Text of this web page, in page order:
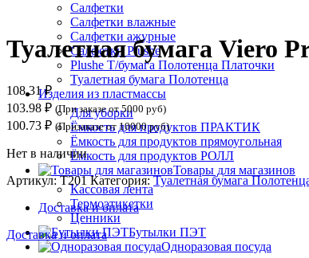
Салфетки
Салфетки влажные
Салфетки ажурные
Салфетки Plushe
Plushe Т/бумага Полотенца Платочки
Туалетная бумага Полотенца
Изделия из пластмассы
Для уборки
Ёмкость для продуктов ПРАКТИК
Ёмкость для продуктов прямоугольная
Ёмкость для продуктов РОЛЛ
Товары для магазинов
Кассовая лента
Термоэтикетки
Ценники
Бутылки ПЭТ
Одноразовая посуда
Нажмите, чтобы увеличить
Туалетная бумага Viero
108.31₽
103.98 ₽ (При заказе от 5000 руб)
100.73 ₽ (Призаказе от 10000 руб)
Нет в наличии
Артикул:Т201 Категория:Туалетная бумага
Доставка и оплата
Доставка и оплата